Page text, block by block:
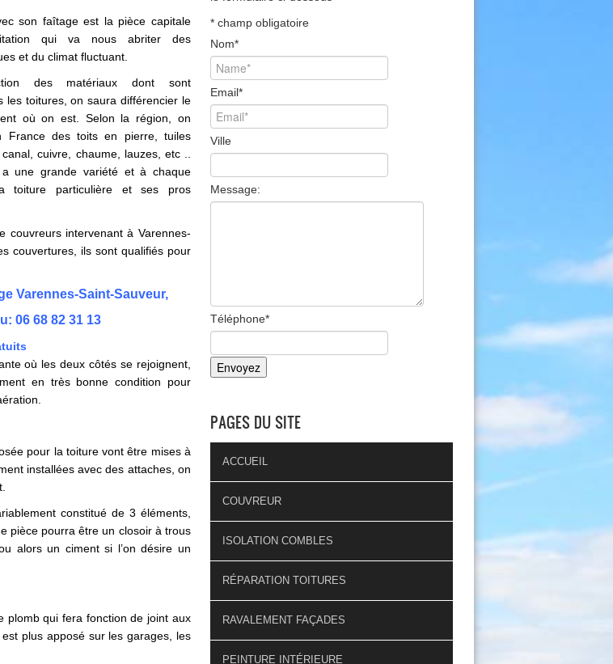
son faîtage est la pièce capitale
qui va nous abriter des
et du climat fluctuant.
des matériaux dont sont
les toitures, on saura différencier le
où on est. Selon la région, on
France des toits en pierre, tuiles
cuivre, chaume, lauzes, etc ..
une grande variété et à chaque
toiture particulière et ses pros
couvreurs intervenant à Varennes-
couvertures, ils sont qualifiés pour
Varennes-Saint-Sauveur,
06 68 82 31 13
où les deux côtés se rejoignent,
en très bonne condition pour
pour la toiture vont être mises à
installées avec des attaches, on
constitué de 3 éléments,
pièce pourra être un closoir à trous
alors un ciment si l’on désire un
plomb qui fera fonction de joint aux
plus apposé sur les garages, les
* champ obligatoire
Nom*
Email*
Ville
Message:
Téléphone*
PAGES DU SITE
ACCUEIL
COUVREUR
ISOLATION COMBLES
RÉPARATION TOITURES
RAVALEMENT FAÇADES
PEINTURE INTÉRIEURE